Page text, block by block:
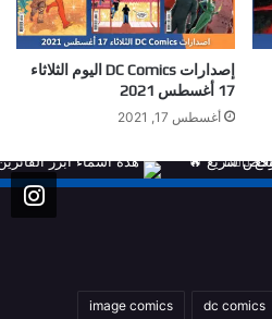
إصدارات DC Comics اليوم الثلاثاء
17 أغسطس 2021
أغسطس 17, 2021
dc comics
image comics